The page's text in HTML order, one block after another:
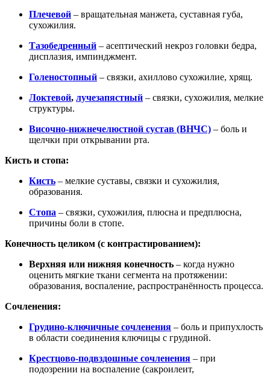
Плечевой – вращательная манжета, суставная губа,
сухожилия.
Тазобедренный – асептический некроз головки бедра,
дисплазия, импинджмент.
Голеностопный – связки, ахиллово сухожилие, хрящ.
Локтевой, лучезапястный – связки, сухожилия, мелкие
структуры.
Височно-нижнечелюстной сустав (ВНЧС) – боль и
щелчки при открывании рта.
Кисть и стопа:
Кисть – мелкие суставы, связки и сухожилия,
образования.
Стопа – связки, сухожилия, плюсна и предплюсна,
причины боли в стопе.
Конечность целиком (с контрастированием):
Верхняя или нижняя конечность – когда нужно
оценить мягкие ткани сегмента на протяжении:
образования, воспаление, распространённость процесса.
Сочленения:
Грудино-ключичные сочленения – боль и припухлость
в области соединения ключицы с грудиной.
Крестцово-подвздошные сочленения – при
подозрении на воспаление (сакроилеит,